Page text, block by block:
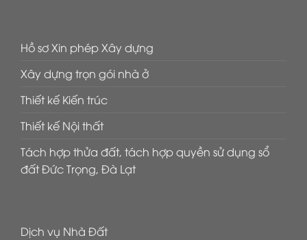
Hồ sơ Xin phép Xây dựng
Xây dựng trọn gói nhà ở
Thiết kế Kiến trúc
Thiết kế Nội thất
Tách hợp thửa đất, tách hợp quyền sử dụng sổ
đất Đức Trọng, Đà Lạt
Dịch vụ Nhà Đất